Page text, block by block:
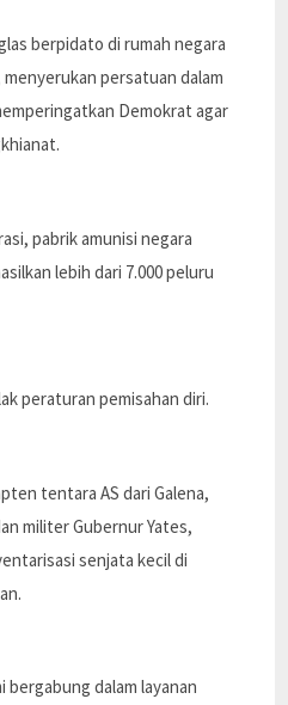
berpidato di rumah negara
persatuan dalam
Demokrat agar
pabrik amunisi negara
lebih dari 7.000 peluru
peraturan pemisahan diri.
tentara AS dari Galena,
militer Gubernur Yates,
senjata kecil di
dalam layanan